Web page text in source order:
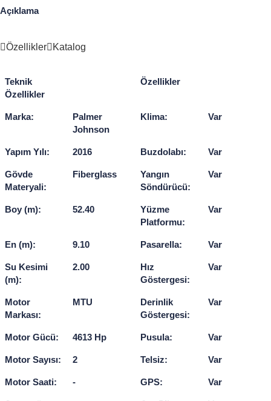
Açıklama
Özellikler Katalog
Teknik
Özellikler
Özellikler
Marka:
Palmer
Johnson
Klima: Var
Yapım Yılı: 2016 Buzdolabı: Var
Gövde
Materyali:
Fiberglass
Yangın
Söndürücü:
Var
Boy (m): 52.40
Yüzme
Platformu:
Var
En (m): 9.10 Pasarella: Var
Su Kesimi
(m):
2.00
Hız
Göstergesi:
Var
Motor
Markası:
MTU
Derinlik
Göstergesi:
Var
Motor Gücü: 4613 Hp Pusula: Var
Motor Sayısı: 2 Telsiz: Var
Motor Saati: - GPS: Var